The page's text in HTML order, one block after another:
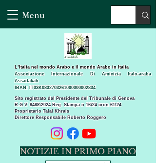
Menu
Sito registrato dal Presidente del Tribunale di Genova
R.G.V. 8468\2024 Reg. Stampa n 16\24 cron.61\24 ​
Proprietario Talal Khrais
Direttore Responsabile Roberto Roggero
L’Italia nel mondo Arabo e il mondo Arabo in Italia
Associazione Internazionale Di Amicizia Italo-araba
Assadakah
IBAN: IT03K0832703261000000002834
NOTIZIE IN PRIMO PIANO